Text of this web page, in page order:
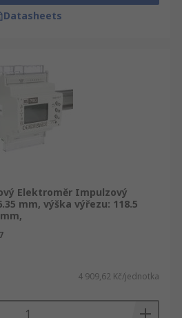
Datasheets
Elektroměr Impulzový
mm, výška výřezu: 118.5
4 909,62 Kč/jednotka